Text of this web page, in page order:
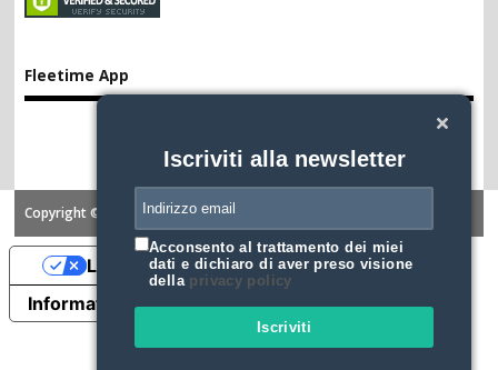
Iscriviti alla newsletter
Acconsento al trattamento dei miei
dati e dichiaro di aver preso visione
della privacy policy
Iscriviti
Fleetime App
Copyright ©2026. FLEETIME
Informativa sulla raccolta
Le tue preferenze relative alla privacy